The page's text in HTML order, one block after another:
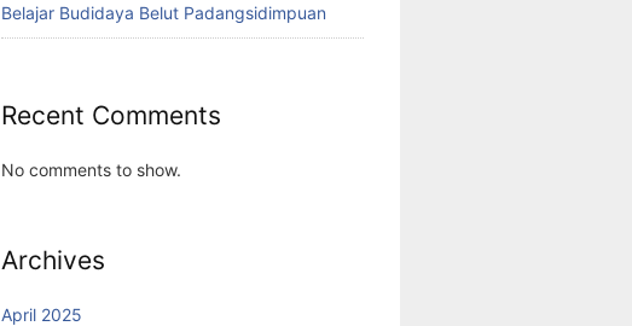
Belajar Budidaya Belut Padangsidimpuan
Recent Comments
No comments to show.
Archives
April 2025